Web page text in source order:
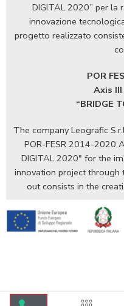
DIGITAL 2020” per la
innovazione
progetto realizzato
POR
Axis
“BRIDGE
The company Leografic
POR-FESR 2014-2020
DIGITAL 2020" for the
innovation project through
out consists in the